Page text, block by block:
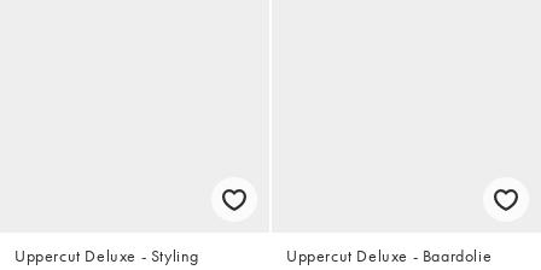
Uppercut Deluxe - Styling
Uppercut Deluxe - Baardolie